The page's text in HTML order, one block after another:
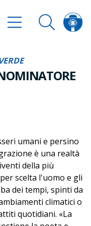
umani e persino
è una realtà
della più
scelta l'uomo e gli
dei tempi, spinti da
climatici o
quotidiani. «La